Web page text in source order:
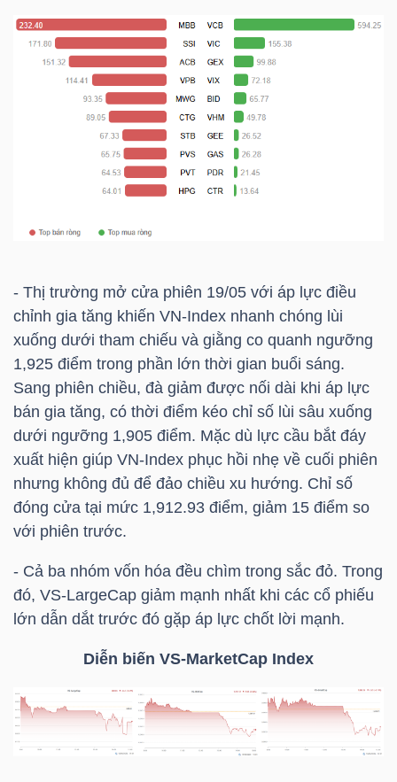
- Thị trường mở cửa phiên 19/05 với áp lực điều
chỉnh gia tăng khiến VN-Index nhanh chóng lùi
xuống dưới tham chiếu và giằng co quanh ngưỡng
1,925 điểm trong phần lớn thời gian buổi sáng.
Sang phiên chiều, đà giảm được nối dài khi áp lực
bán gia tăng, có thời điểm kéo chỉ số lùi sâu xuống
dưới ngưỡng 1,905 điểm. Mặc dù lực cầu bắt đáy
xuất hiện giúp VN-Index phục hồi nhẹ về cuối phiên
nhưng không đủ để đảo chiều xu hướng. Chỉ số
đóng cửa tại mức 1,912.93 điểm, giảm 15 điểm so
với phiên trước.
- Cả ba nhóm vốn hóa đều chìm trong sắc đỏ. Trong
đó, VS-LargeCap giảm mạnh nhất khi các cổ phiếu
lớn dẫn dắt trước đó gặp áp lực chốt lời mạnh.
Diễn biến VS-MarketCap Index
PHÂN
TÍCH
VIETSTOCKFINANCE
DOANH
NGHIỆP
PHIẾU
PHÁI
SINH
PHIẾU